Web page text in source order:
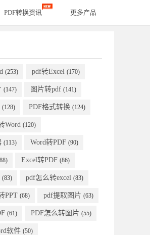
PDF转换资讯 更多产品
(253) pdf转Excel (170)
(147) 图片转pdf (141)
(128) PDF格式转换 (124)
Word (120)
(113) Word转PDF (90)
Excel转PDF (86)
(83) pdf怎么转excel (83)
PPT (68) pdf提取图片 (63)
(61) PDF怎么转图片 (55)
软件 (50)